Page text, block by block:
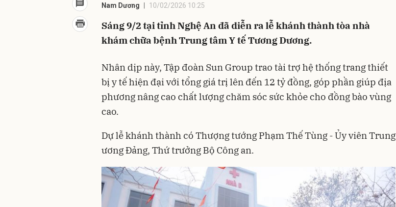
Nam Dương 10/02/2026 10:25
Sáng 9/2 tại tỉnh Nghệ An đã diễn ra lễ khánh thành tòa nhà
khám chữa bệnh Trung tâm Y tế Tương Dương.
Nhân dịp này, Tập đoàn Sun Group trao tài trợ hệ thống trang thiết
bị y tế hiện đại với tổng giá trị lên đến 12 tỷ đồng, góp phần giúp địa
phương nâng cao chất lượng chăm sóc sức khỏe cho đồng bào vùng
cao.
Dự lễ khánh thành có Thượng tướng Phạm Thế Tùng - Ủy viên Trung
ương Đảng, Thứ trưởng Bộ Công an.